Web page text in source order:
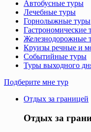
Автобусные туры
Лечебные туры
Горнолыжные туры
Гастрономические
Железнодорожные
Круизы речные и
Событийные туры
Туры выходного
Подберите мне тур
Отдых за границей
Отдых за